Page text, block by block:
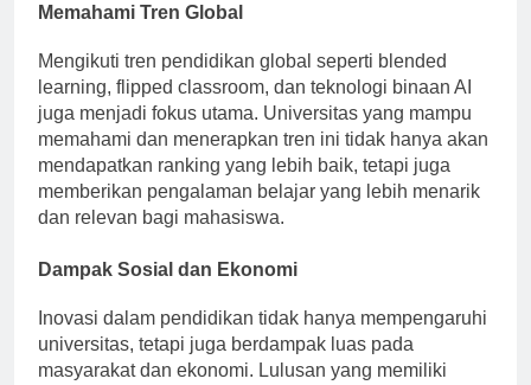
Memahami Tren Global
Mengikuti tren pendidikan global seperti blended
learning, flipped classroom, dan teknologi binaan AI
juga menjadi fokus utama. Universitas yang mampu
memahami dan menerapkan tren ini tidak hanya akan
mendapatkan ranking yang lebih baik, tetapi juga
memberikan pengalaman belajar yang lebih menarik
dan relevan bagi mahasiswa.
Dampak Sosial dan Ekonomi
Inovasi dalam pendidikan tidak hanya mempengaruhi
universitas, tetapi juga berdampak luas pada
masyarakat dan ekonomi. Lulusan yang memiliki